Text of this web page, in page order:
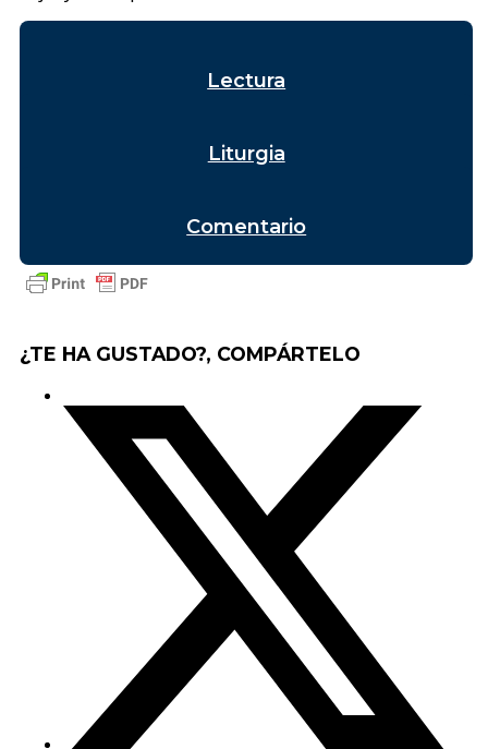
Lectura
Liturgia
Comentario
¿TE HA GUSTADO?, COMPÁRTELO